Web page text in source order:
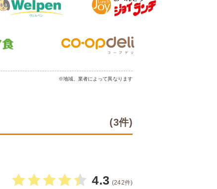
※地域、業者によって異なります
(3件)
4.3 (242件)